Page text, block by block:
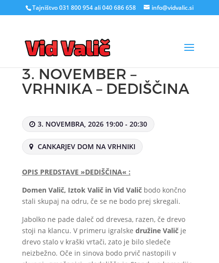
Tajništvo 031 800 954 ali 040 686 658 info@vidvalic.si
3. NOVEMBER –
VRHNIKA – DEDIŠČINA
3. NOVEMBRA, 2026 19:00 - 20:30
CANKARJEV DOM NA VRHNIKI
OPIS PREDSTAVE »DEDIŠČINA« :
Domen Valič, Iztok Valič in Vid Valičbodo končno
stali skupaj na odru, če se ne bodo prej skregali.
Jabolko ne pade daleč od drevesa, razen, če drevo
stoji na klancu. V primeru igralske družine Valičje
drevo stalo v kraški vrtači, zato je bilo sledeče
neizbežno. Oče in sinova bodo prvič nastopili v